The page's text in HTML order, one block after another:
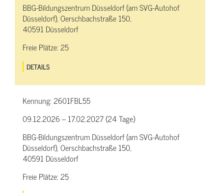
BBG-Bildungszentrum Düsseldorf (am SVG-Autohof
Düsseldorf), Oerschbachstraße 150,
40591 Düsseldorf
Freie Plätze:25
DETAILS
Kennung:2601FBL55
09.12.2026 – 17.02.2027 (24 Tage)
BBG-Bildungszentrum Düsseldorf (am SVG-Autohof
Düsseldorf), Oerschbachstraße 150,
40591 Düsseldorf
Freie Plätze:25